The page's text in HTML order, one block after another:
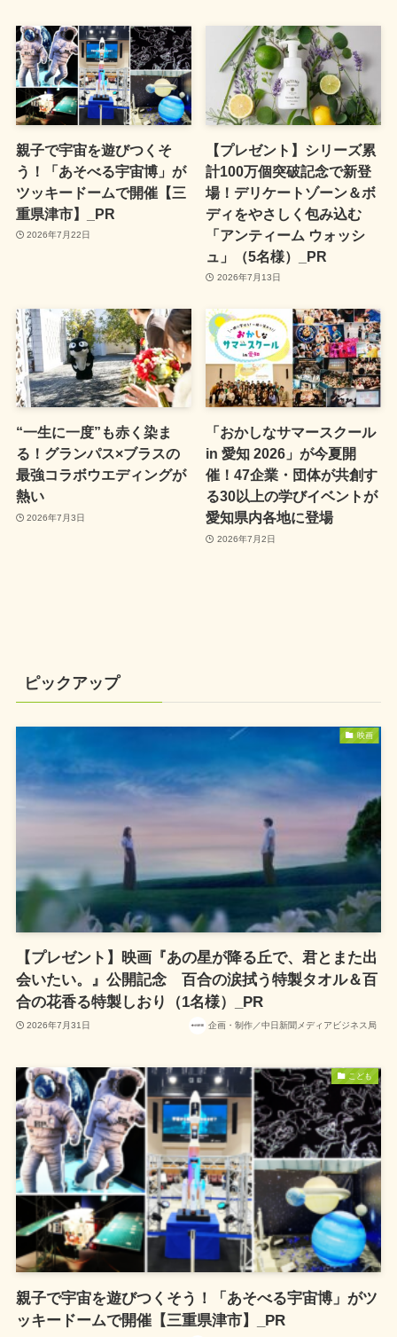
親子で宇宙を遊びつくそ
う！「あそべる宇宙博」が
ツッキードームで開催【三
重県津市】_PR
2026年7月22日
【プレゼント】シリーズ累
計100万個突破記念で新登
場！デリケートゾーン＆ボ
ディをやさしく包み込む
「アンティーム ウォッシ
ュ」（5名様）_PR
2026年7月13日
“一生に一度”も赤く染ま
る！グランパス×ブラスの
最強コラボウエディングが
熱い
2026年7月3日
「おかしなサマースクール
in 愛知 2026」が今夏開
催！47企業・団体が共創す
る30以上の学びイベントが
愛知県内各地に登場
2026年7月2日
ピックアップ
映画
【プレゼント】映画『あの星が降る丘で、君とまた出
会いたい。』公開記念 百合の涙拭う特製タオル＆百
合の花香る特製しおり（1名様）_PR
2026年7月31日 企画・制作／中日新聞メディアビジネス局
こども
親子で宇宙を遊びつくそう！「あそべる宇宙博」がツ
ッキードームで開催【三重県津市】_PR